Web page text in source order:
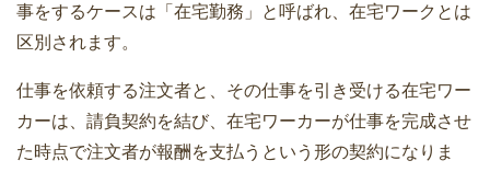
事をするケースは「在宅勤務」と呼ばれ、在宅ワークとは
区別されます。
仕事を依頼する注文者と、その仕事を引き受ける在宅ワー
カーは、請負契約を結び、在宅ワーカーが仕事を完成させ
た時点で注文者が報酬を支払うという形の契約になりま